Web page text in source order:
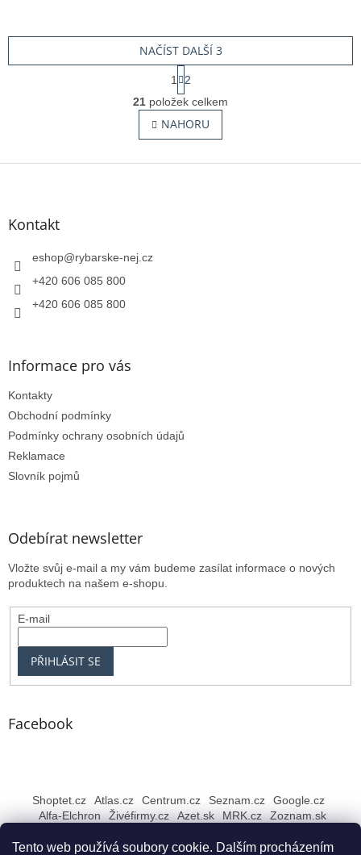
Tento web používá soubory cookie. Dalším procházením
O
v
l
á
NAČÍST DALŠÍ 3
S
t
r
á
n
k
v
1
2
21 položek celkem
NAHORU
Z
Kontakt
eshop@rybarske-nej.cz
+420 606 085 800
+420 606 085 800
Informace pro vás
Kontakty
Obchodní podmínky
Podmínky ochrany osobních údajů
Reklamace
Slovník pojmů
Odebírat newsletter
Vložte svůj e-mail a my vám budeme zasílat informace o nových
produktech na našem e-shopu.
E-mail
PŘIHLÁSIT SE
Facebook
Shoptet.cz Atlas.cz Centrum.cz Seznam.cz
Google.cz
Alfa-Elchron
Živéfirmy.cz Azet.sk MRK.cz Zoznam.sk